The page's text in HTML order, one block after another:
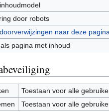
door robots
naar deze
pagina met inhoud
Toestaan voor alle
Toestaan voor alle